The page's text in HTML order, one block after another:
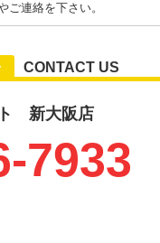
ご連絡を下さい。
CONTACT US
ト 新大阪店
7933